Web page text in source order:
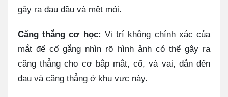
gây ra đau đầu và mệt mỏi.
Căng thẳng cơ học: Vị trí không chính xác của
mắt để cố gắng nhìn rõ hình ảnh có thể gây ra
căng thẳng cho cơ bắp mắt, cổ, và vai, dẫn đến
đau và căng thẳng ở khu vực này.